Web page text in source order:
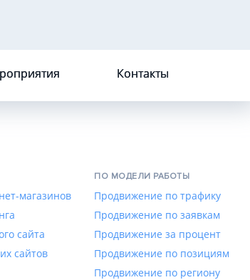
Контакты
магазинов
сайта
сайтов
ПО МОДЕЛИ РАБОТЫ
Продвижение по трафику
Продвижение по заявкам
Продвижение за процент
Продвижение по позициям
Продвижение по региону